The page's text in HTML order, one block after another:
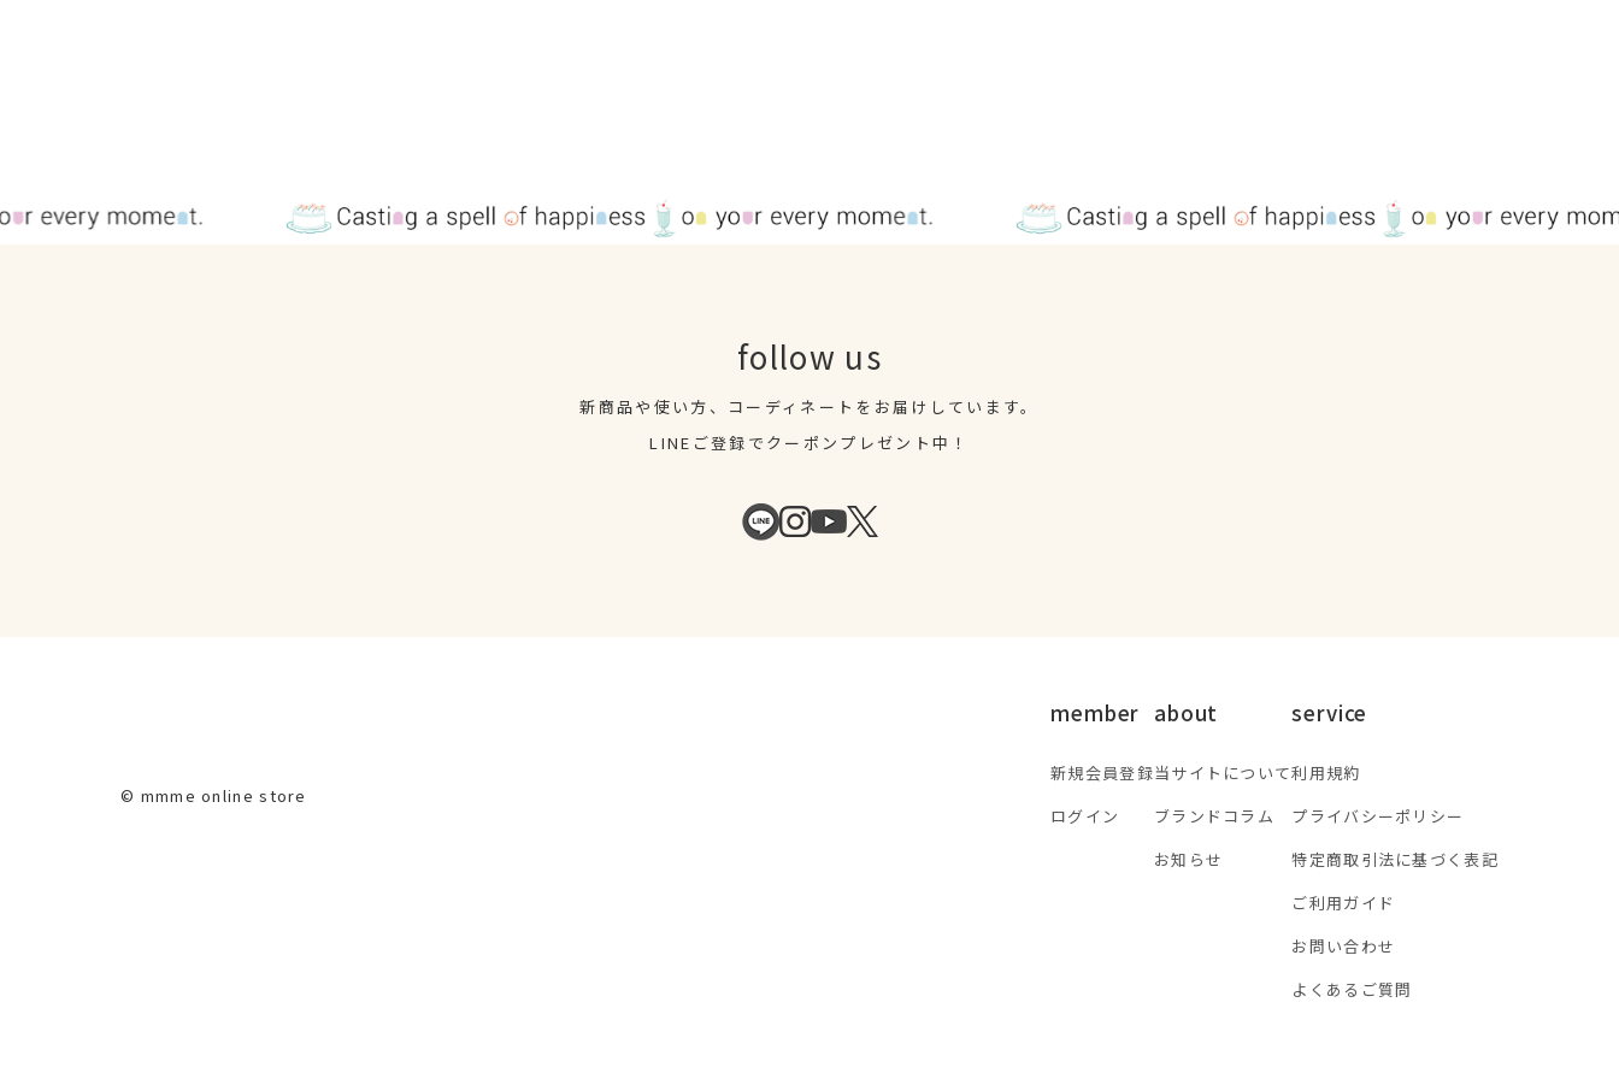
follow us
新商品や使い方、コーディネートを お届けしています。
LINEご登録でクーポンプレゼント中！
© mmme online store
member
新規会員登録
ログイン
about
当サイトについて
ブランドコラム
お知らせ
service
利用規約
プライバシーポリシー
特定商取引法に基づく表記
ご利用ガイド
お問い合わせ
よくあるご質問